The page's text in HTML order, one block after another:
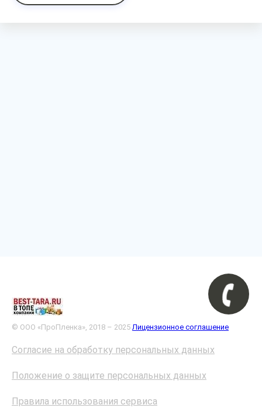
© ООО «ПроПленка», 2018 – 2025 Лицензионное соглашение
Согласие на обработку персональных данных
Положение о защите персональных данных
Правила использования сервиса